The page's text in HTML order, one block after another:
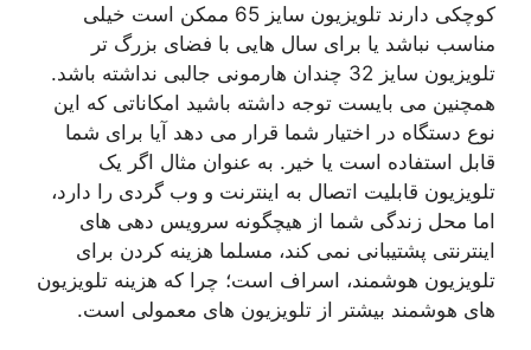
کوچکی دارند تلویزیون سایز 65 ممکن است خیلی
مناسب نباشد یا برای سال هایی با فضای بزرگ تر
تلویزیون سایز 32 چندان هارمونی جالبی نداشته باشد.
همچنین می بایست توجه داشته باشید امکاناتی که این
نوع دستگاه در اختیار شما قرار می دهد آیا برای شما
قابل استفاده است یا خیر. به عنوان مثال اگر یک
تلویزیون قابلیت اتصال به اینترنت و وب گردی را دارد،
اما محل زندگی شما از هیچگونه سرویس دهی های
اینترنتی پشتیبانی نمی کند، مسلما هزینه کردن برای
تلویزیون هوشمند، اسراف است؛ چرا که هزینه تلویزیون
های هوشمند بیشتر از تلویزیون های معمولی است.